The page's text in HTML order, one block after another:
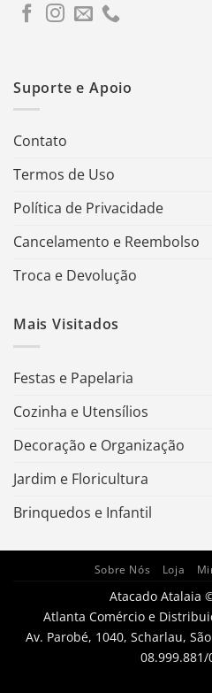
Suporte e Apoio
Contato
Termos de Uso
Política de Privacidade
Cancelamento e Reembolso
Troca e Devolução
Mais Visitados
Festas e Papelaria
Cozinha e Utensílios
Decoração e Organização
Jardim e Floricultura
Brinquedos e Infantil
Sobre Nós Loja
Atacado Atalaia
Atlanta Comércio e
Av. Parobé, 1040, Scharlau,
08.999.881/